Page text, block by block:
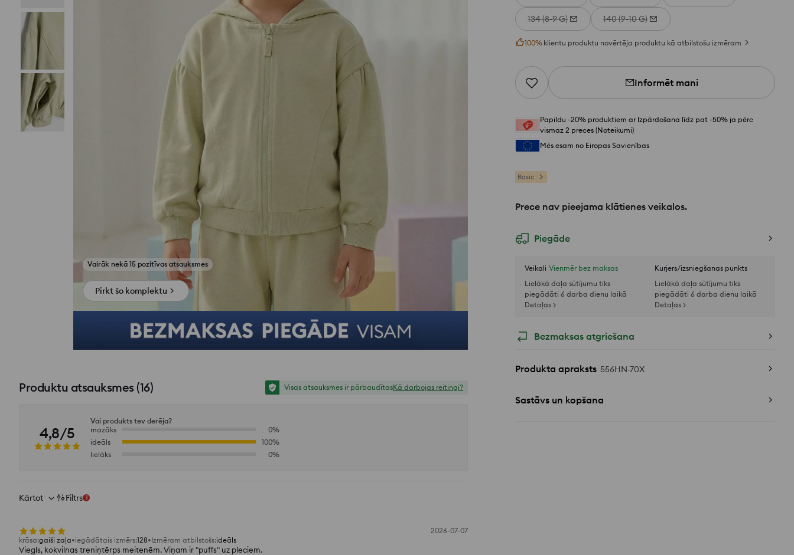
134 (8-9 G) 140 (9-10 G)
100% klientu produktu novērtēja produktu kā atbilstošu izmēram
Informēt mani
Papildu -20% produktiem ar Izpārdošana līdz pat -50% ja pērc
vismaz 2 preces (Noteikumi)
Mēs esam no Eiropas Savienības
Basic
Prece nav pieejama klātienes veikalos.
Piegāde
Veikali Vienmēr bez maksas
Lielākā daļa sūtījumu tiks
piegādāti 6 darba dienu laikā
Detaļas >
Kurjers/izsniegšanas punkts
Lielākā daļa sūtījumu tiks
piegādāti 6 darba dienu laikā
Detaļas >
Bezmaksas atgriešana
Produkta apraksts 556HN-70X
Sastāvs un kopšana
Skatīt fotoattēlus no atsauksmēm
Pirkt šo komplektu
Produktu atsauksmes(16) Visas atsauksmes ir pārbaudītasKā darbojas reitingi?
4,8/5
Vai produkts tev derēja?
mazāks
0%
ideāls
100%
lielāks
0%
Kārtot Filtrs 1
2026-07-07
krāsa:gaiši zaļa iegādātais izmērs:128 Izmēram atbilstošs:ideāls
Viegls, kokvilnas treniņtērps meitenēm. Viņam ir "puffs" uz pleciem.